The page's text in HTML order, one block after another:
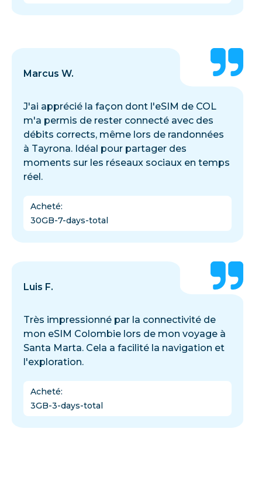
Marcus W.
J'ai apprécié la façon dont l'eSIM de COL
m'a permis de rester connecté avec des
débits corrects, même lors de randonnées
à Tayrona. Idéal pour partager des
moments sur les réseaux sociaux en temps
réel.
Acheté:
30GB-7-days-total
Luis F.
Très impressionné par la connectivité de
mon eSIM Colombie lors de mon voyage à
Santa Marta. Cela a facilité la navigation et
l'exploration.
Acheté:
3GB-3-days-total